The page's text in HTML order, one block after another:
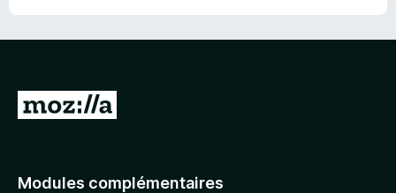
A
e
Modules complémentaires